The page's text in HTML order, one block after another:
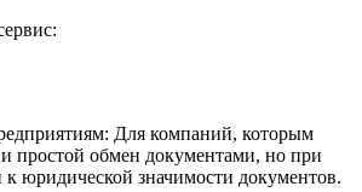
Для компаний, которым
простой обмен документами, но при
к юридической значимости документов.